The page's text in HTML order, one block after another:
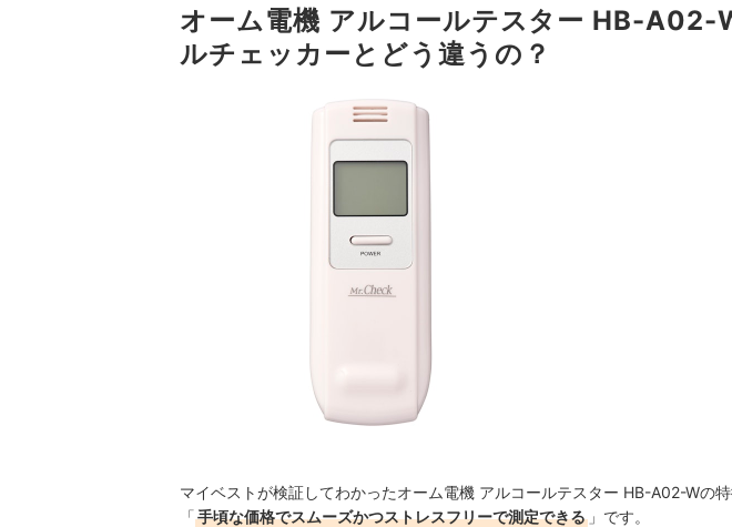
オーム電機 アルコールテスター HB-A02-
ルチェッカーとどう違うの？
マイベストが検証してわかったオーム電機 アルコールテスター HB-A02-Wの
「手頃な価格でスムーズかつストレスフリーで測定できる 」です。